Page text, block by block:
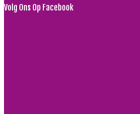
Volg Ons Op Facebook